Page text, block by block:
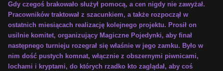
Gdy czegoś brakowało służył pomocą, a cen nigdy nie zawyżał.
Pracowników traktował z szacunkiem, a także rozpoczął w
ostatnich miesiącach realizację kolejnego projektu. Prosił on
usilnie komitet, organizujący Magiczne Pojedynki, aby finał
następnego turnieju rozegrał się właśnie w jego zamku. Było w
nim dość pustych komnat, włącznie z obszernymi piwnicami,
lochami i kryptami, do których rzadko kto zaglądał, aby coś